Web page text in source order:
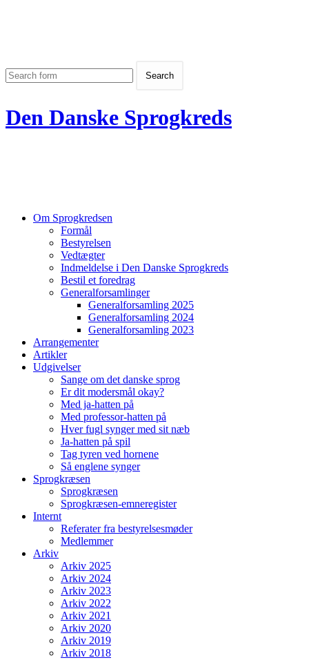
Den Danske Sprogkreds
Om Sprogkredsen
Formål
Bestyrelsen
Vedtægter
Indmeldelse i Den Danske Sprogkreds
Bestil et foredrag
Generalforsamlinger
Generalforsamling 2025
Generalforsamling 2024
Generalforsamling 2023
Arrangementer
Artikler
Udgivelser
Sange om det danske sprog
Er dit modersmål okay?
Med ja-hatten på
Med professor-hatten på
Hver fugl synger med sit næb
Ja-hatten på spil
Tag tyren ved hornene
Så englene synger
Sprogkræsen
Sprogkræsen
Sprogkræsen-emneregister
Internt
Referater fra bestyrelsesmøder
Medlemmer
Arkiv
Arkiv 2025
Arkiv 2024
Arkiv 2023
Arkiv 2022
Arkiv 2021
Arkiv 2020
Arkiv 2019
Arkiv 2018